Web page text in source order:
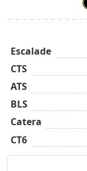
Escalade
CTS
ATS
BLS
Catera
CT6